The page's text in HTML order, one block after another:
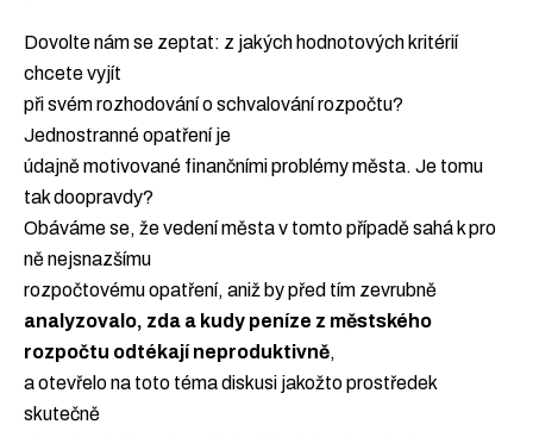
Dovolte nám se zeptat: z jakých hodnotových kritérií
chcete vyjít
při svém rozhodování o schvalování rozpočtu?
Jednostranné opatření je
údajně motivované finančními problémy města. Je tomu
tak doopravdy?
Obáváme se, že vedení města v tomto případě sahá k pro
ně nejsnazšímu
rozpočtovému opatření, aniž by před tím zevrubně
analyzovalo, zda a kudy peníze z městského
rozpočtu odtékají neproduktivně,
a otevřelo na toto téma diskusi jakožto prostředek
skutečně